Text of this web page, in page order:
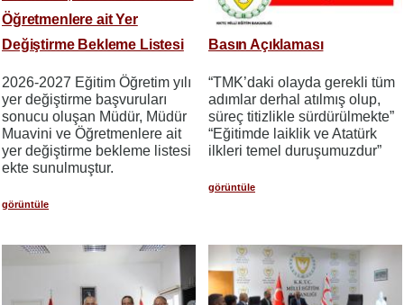
Öğretmenlere ait Yer
Değiştirme Bekleme Listesi
2026-2027 Eğitim Öğretim yılı
yer değiştirme başvuruları
sonucu oluşan Müdür, Müdür
Muavini ve Öğretmenlere ait
yer değiştirme bekleme listesi
ekte sunulmuştur.
görüntüle
Basın Açıklaması
“TMK’daki olayda gerekli tüm
adımlar derhal atılmış olup,
süreç titizlikle sürdürülmekte”
“Eğitimde laiklik ve Atatürk
ilkleri temel duruşumuzdur”
görüntüle